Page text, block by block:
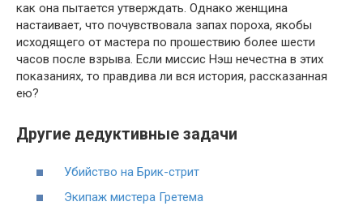
как она пытается утверждать. Однако женщина
настаивает, что почувствовала запах пороха, якобы
исходящего от мастера по прошествию более шести
часов после взрыва. Если миссис Нэш нечестна в этих
показаниях, то правдива ли вся история, рассказанная
ею?
Другие дедуктивные задачи
Убийство на Брик-стрит
Экипаж мистера Гретема